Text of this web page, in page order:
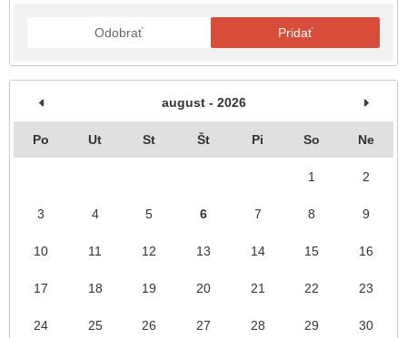
Odobrať Pridať
august - 2026
Po Ut St Št Pi So Ne
1 2
3 4 5 6 7 8 9
10 11 12 13 14 15 16
17 18 19 20 21 22 23
24 25 26 27 28 29 30